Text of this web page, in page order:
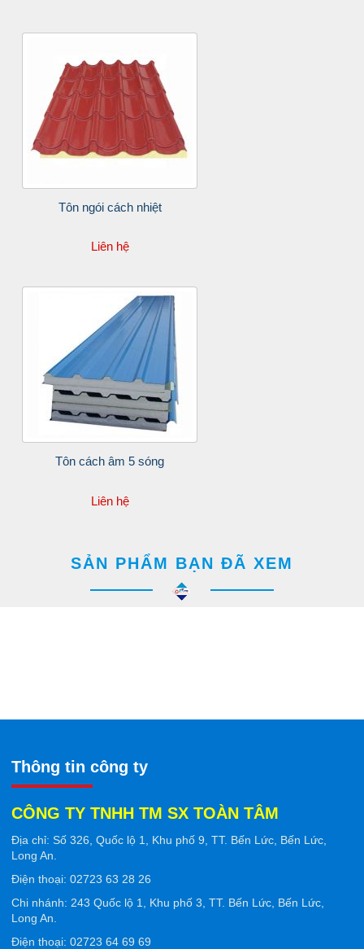
Tôn ngói cách nhiệt
Liên hệ
Tôn cách âm 5 sóng
Liên hệ
SẢN PHẨM BẠN ĐÃ XEM
Thông tin công ty
CÔNG TY TNHH TM SX TOÀN TÂM
Ðịa chỉ: Số 326, Quốc lộ 1, Khu phố 9, TT. Bến Lức, Bến Lức,
Long An.
Ðiện thoại: 02723 63 28 26
Chi nhánh: 243 Quốc lộ 1, Khu phố 3, TT. Bến Lức, Bến Lức,
Long An.
Ðiện thoại: 02723 64 69 69